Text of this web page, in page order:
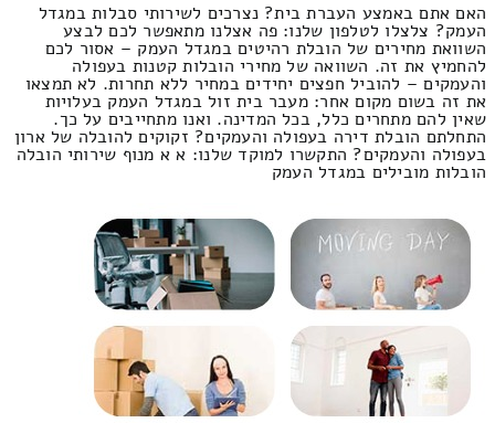
האם אתם באמצע העברת בית? נצרכים לשירותי סבלות במגדל
העמק? צלצלו לטלפון שלנו: פה אצלנו מתאפשר לכם לבצע
השוואת מחירים של הובלת רהיטים במגדל העמק – אסור לכם
להחמיץ את זה. השוואה של מחירי הובלות קטנות בעפולה
והעמקים – להוביל חפצים יחידים במחיר ללא תחרות. לא תמצאו
את זה בשום מקום אחר: מעבר בית זול במגדל העמק בעלויות
שאין להם מתחרים כלל, בכל המדינה. ואנו מתחייבים על כך.
התחלתם הובלת דירה בעפולה והעמקים? זקוקים להובלה של ארון
בעפולה והעמקים? התקשרו למוקד שלנו: א א מנוף שירותי הובלה
הובלות מובילים במגדל העמק